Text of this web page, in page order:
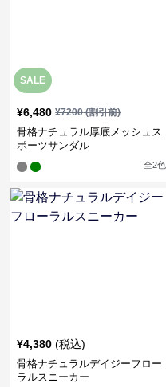
SALE
¥6,480 ¥7200(割引前)
骨格ナチュラル厚底メッシュス
ポーツサンダル
全2色
¥4,380 (税込)
骨格ナチュラルデイジーフロー
ラルスニーカー